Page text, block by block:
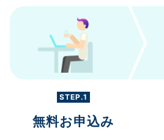
STEP.1
無料お申込み